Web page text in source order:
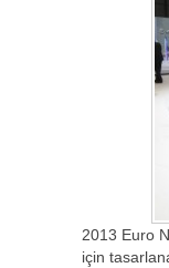
2013 Euro
için